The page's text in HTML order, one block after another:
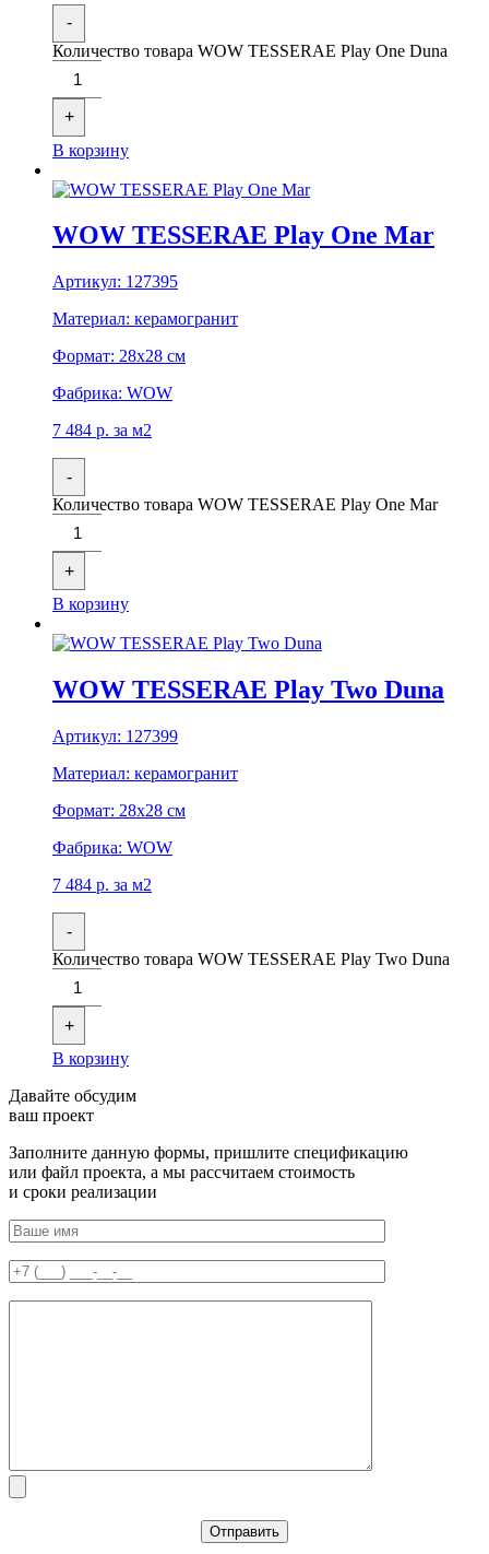
-
Количество товара WOW TESSERAE Play One Duna
+
В корзину
WOW TESSERAE Play One Mar
Артикул: 127395
Материал: керамогранит
Формат: 28x28 см
Фабрика: WOW
7 484 р. за м2
-
Количество товара WOW TESSERAE Play One Mar
+
В корзину
WOW TESSERAE Play Two Duna
Артикул: 127399
Материал: керамогранит
Формат: 28x28 см
Фабрика: WOW
7 484 р. за м2
-
Количество товара WOW TESSERAE Play Two Duna
+
В корзину
Давайте обсудим
ваш проект
Заполните данную формы, пришлите спецификацию
или файл проекта, а мы рассчитаем стоимость
и сроки реализации